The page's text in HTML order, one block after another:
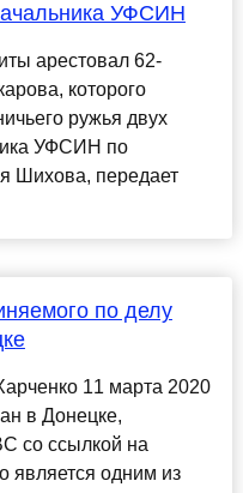
УФСИН
арестовал 62-
которого
ружья двух
УФСИН по
Шихова, передает
по делу
11 марта 2020
в Донецке,
со ссылкой на
является одним из